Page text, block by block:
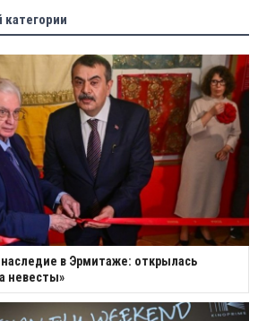
категории
наследие в Эрмитаже: открылась
невесты»